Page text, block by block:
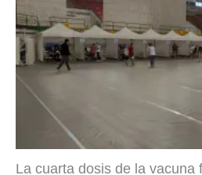
La cuarta dosis de la vacuna